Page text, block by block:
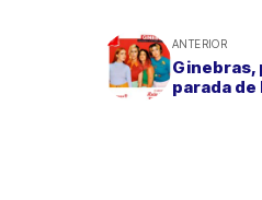
ANTERIOR
Ginebras,
parada